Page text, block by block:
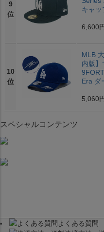
9
位
キャ
6,600円
10
位
MLB
内版】
Era ダ
5,060円
スペシャルコンテンツ
よくある質問